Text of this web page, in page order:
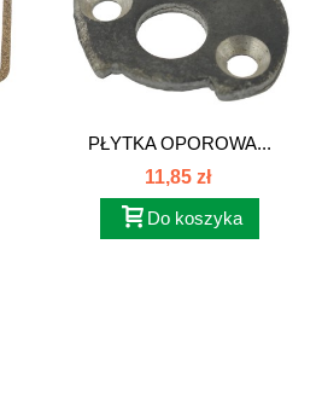
PŁYTKA OPOROWA...
11,85 zł
Do koszyka